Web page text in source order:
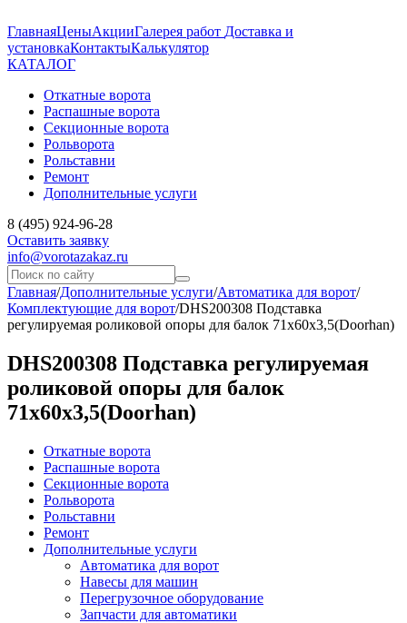
ГлавнаяЦеныАкцииГалерея работ Доставка и
установкаКонтактыКалькулятор
КАТАЛОГ
Откатные ворота
Распашные ворота
Секционные ворота
Рольворота
Рольставни
Ремонт
Дополнительные услуги
8 (495) 924-96-28
Оставить заявку
info@vorotazakaz.ru
Главная/Дополнительные услуги/Автоматика для ворот/
Комплектующие для ворот/DHS200308 Подставка
регулируемая роликовой опоры для балок 71х60х3,5(Doorhan)
DHS200308 Подставка регулируемая
роликовой опоры для балок
71х60х3,5(Doorhan)
Откатные ворота
Распашные ворота
Секционные ворота
Рольворота
Рольставни
Ремонт
Дополнительные услуги
Автоматика для ворот
Навесы для машин
Перегрузочное оборудование
Запчасти для автоматики